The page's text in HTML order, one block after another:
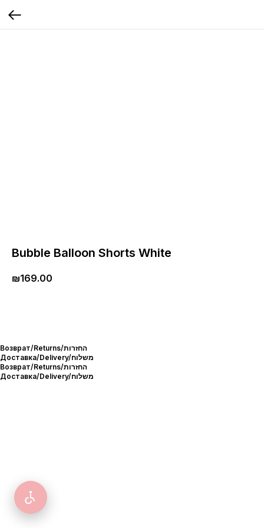
Bubble Balloon Shorts White
₪169.00
Возврат/Returns/החזרות
Доставка/Delivery/משלוח
Возврат/Returns/החזרות
Доставка/Delivery/משלוח